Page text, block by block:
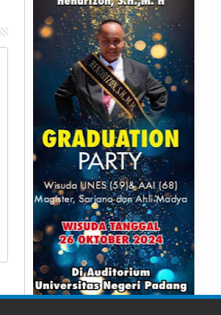
Kenang Jasa dan Arwah Para
Pahawan, Polairud Polda Sumbar
Gelar Upacara Tabur Bunga